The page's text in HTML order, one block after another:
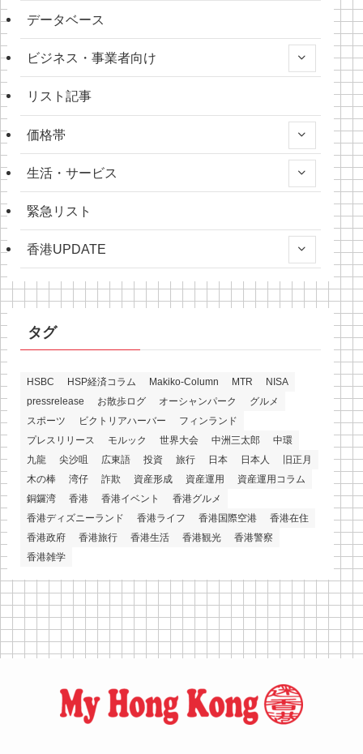
データベース
ビジネス・事業者向け
リスト記事
価格帯
生活・サービス
緊急リスト
香港UPDATE
タグ
HSBC HSP経済コラム Makiko-Column MTR
NISA
pressrelease
お散歩ログ オーシャンパーク
グルメ
スポーツ
ビクトリアハーバー
フィンランド
プレスリリース
モルック 世界大会 中洲三太郎
中環
九龍
尖沙咀 広東語 投資 旅行 日本 日本人
旧正月
木の棒
湾仔 詐欺 資産形成 資産運用
資産運用コラム
銅鑼湾
香港 香港イベント
香港グルメ
香港ディズニーランド
香港ライフ 香港国際空港
香港在住
香港政府
香港旅行 香港生活 香港観光
香港警察
香港雑学